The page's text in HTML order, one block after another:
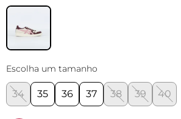
Escolha um tamanho
34 35 36 37 38 39 40